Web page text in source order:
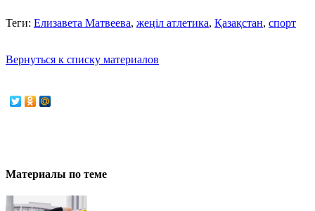
Теги: Елизавета Матвеева, жеңіл атлетика, Қазақстан, спорт
Вернуться к списку материалов
Материалы по теме